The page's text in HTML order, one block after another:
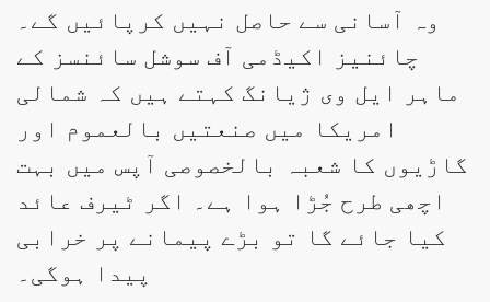
وہ آسانی سے حاصل نہیں کرپائیں گے۔
چائنیز اکیڈمی آف سوشل سائنسز کے
ماہر ایل وی ژیانگ کہتے ہیں کہ شمالی
امریکا میں صنعتیں بالعموم اور
گاڑیوں کا شعبہ بالخصوصی آپس میں بہت
اچھی طرح جُڑا ہوا ہے۔ اگر ٹیرف عائد
کیا جائے گا تو بڑے پیمانے پر خرابی
پیدا ہوگی۔